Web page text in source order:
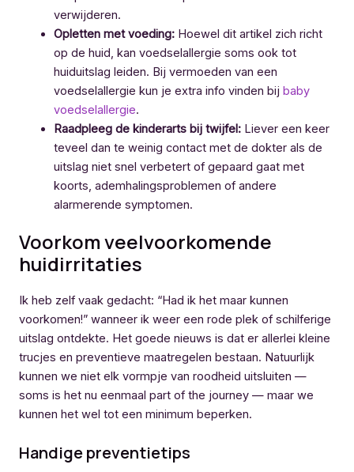
verwijderen.
Opletten met voeding:Hoewel dit artikel zich richt
op de huid, kan voedselallergie soms ook tot
huiduitslag leiden. Bij vermoeden van een
voedselallergie kun je extra info vinden bij baby
voedselallergie.
Raadpleeg de kinderarts bij twijfel:Liever een keer
teveel dan te weinig contact met de dokter als de
uitslag niet snel verbetert of gepaard gaat met
koorts, ademhalingsproblemen of andere
alarmerende symptomen.
Voorkom veelvoorkomende
huidirritaties
Ik heb zelf vaak gedacht: “Had ik het maar kunnen
voorkomen!” wanneer ik weer een rode plek of schilferige
uitslag ontdekte. Het goede nieuws is dat er allerlei kleine
trucjes en preventieve maatregelen bestaan. Natuurlijk
kunnen we niet elk vormpje van roodheid uitsluiten —
soms is het nu eenmaal part of the journey — maar we
kunnen het wel tot een minimum beperken.
Handige preventietips